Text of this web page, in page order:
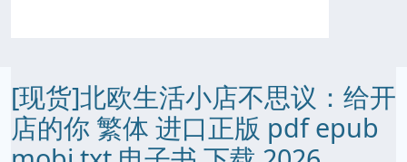
[现货]北欧生活小店不思议：给开
店的你 繁体 进口正版 pdf epub